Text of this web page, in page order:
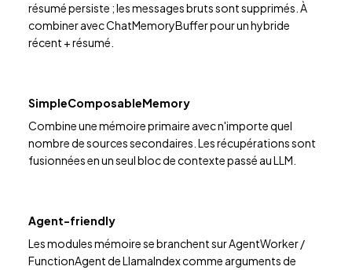
résumé persiste ; les messages bruts sont supprimés. À
combiner avec ChatMemoryBuffer pour un hybride
récent + résumé.
SimpleComposableMemory
Combine une mémoire primaire avec n'importe quel
nombre de sources secondaires. Les récupérations sont
fusionnées en un seul bloc de contexte passé au LLM.
Agent-friendly
Les modules mémoire se branchent sur AgentWorker /
FunctionAgent de LlamaIndex comme arguments de